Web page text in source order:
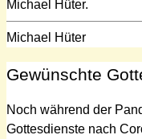
Michael Hüter.
Michael Hüter
Gewünschte
Noch während der
Gottesdienste nach